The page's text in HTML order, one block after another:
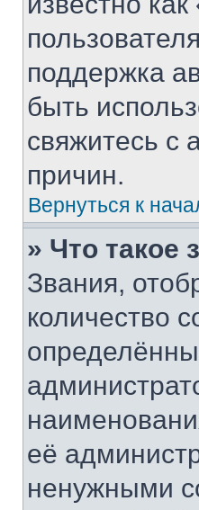
поддержка
быть
свяжитесь с
причин.
Вернуться к
» Что такое
Звания,
количество
её
ненужными